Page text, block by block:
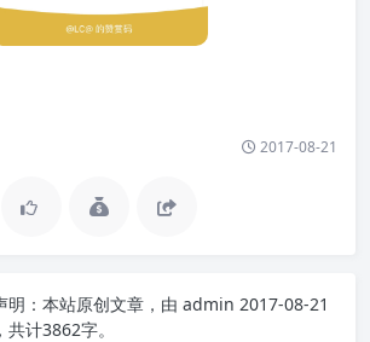
2017-08-21
明： 本站原创文章，由 admin 2017-08-21
共计3862字。